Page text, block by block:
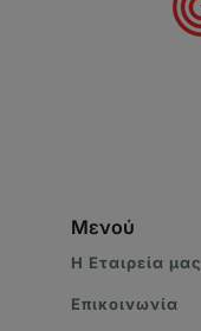
Μενού
Η Eταιρεία μας
Επικοινωνία